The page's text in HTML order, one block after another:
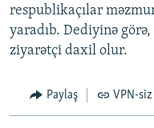
respublikaçılar
yaradıb. Dediyinə
ziyarətçi daxil olur.
Paylaş VPN-